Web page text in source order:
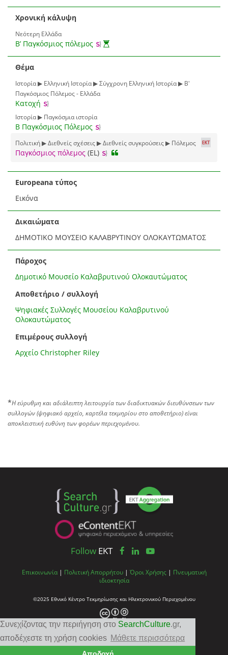
Συνεχίζοντας την περιήγηση στο SearchCulture.gr,
αποδέχεστε τη χρήση cookies Μάθετε περισσότερα
Χρονική κάλυψη
Νεότερη Ελλάδα
Β’ Παγκόσμιος πόλεμος
Θέμα
Ιστορία ▶ Ελληνική Ιστορία ▶ Σύγχρονη Ελληνική Ιστορία ▶ Β'
Παγκόσμιος Πόλεμος - Ελλάδα
Κατοχή
Ιστορία ▶ Παγκόσμια ιστορία
Β Παγκόσμιος Πόλεμος
Πολιτική ▶ Διεθνείς σχέσεις ▶ Διεθνείς συγκρούσεις ▶ Πόλεμος
Παγκόσμιος πόλεμος (EL)
Europeana τύπος
Εικόνα
Δικαιώματα
ΔΗΜΟΤΙΚΟ ΜΟΥΣΕΙΟ ΚΑΛΑΒΡΥΤΙΝΟΥ ΟΛΟΚΑΥΤΩΜΑΤΟΣ
Πάροχος
Δημοτικό Μουσείο Καλαβρυτινού Ολοκαυτώματος
Αποθετήριο / συλλογή
Ψηφιακές Συλλογές Μουσείου Καλαβρυτινού
Ολοκαυτώματος
Επιμέρους συλλογή
Αρχείο Christopher Riley
*Η εύρυθμη και αδιάλειπτη λειτουργία των διαδικτυακών διευθύνσεων των
συλλογών (ψηφιακό αρχείο, καρτέλα τεκμηρίου στο αποθετήριο) είναι
αποκλειστική ευθύνη των φορέων περιεχομένου.
Follow EKT
Επικοινωνία | Πολιτική Απορρήτου | Όροι Χρήσης | Πνευματική
ιδιοκτησία
©2025 Εθνικό Κέντρο Τεκμηρίωσης και Ηλεκτρονικού Περιεχομένου